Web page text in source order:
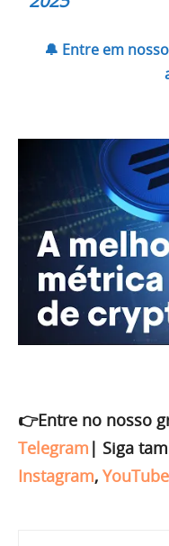
🔔 Entre em
👉Entre no nosso
Telegram | Siga
Instagram, YouTube